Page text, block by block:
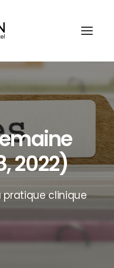
2022)
clinique